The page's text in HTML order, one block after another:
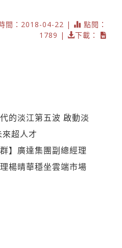
間：2018-04-22 |
點閱：
1789 |
下載：
的淡江第五波 啟動淡
超人才
】廣達集團副總經理
楊晴華穩坐雲端市場